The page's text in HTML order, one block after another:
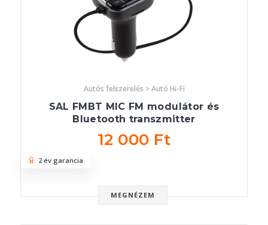
Autós felszerelés > Autó Hi-Fi
SAL FMBT MIC FM modulátor és
Bluetooth transzmitter
12 000 Ft
MEGNÉZEM
2 év garancia